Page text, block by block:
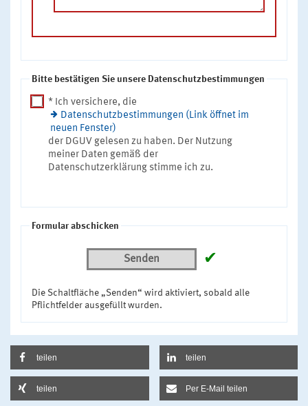
Bitte bestätigen Sie unsere Datenschutzbestimmungen
* Ich versichere, die
Datenschutzbestimmungen (Link öffnet im
neuen Fenster)
der DGUV gelesen zu haben. Der Nutzung
meiner Daten gemäß der
Datenschutzerklärung stimme ich zu.
Formular abschicken
Senden ✔
Die Schaltfläche „Senden“ wird aktiviert, sobald alle
Pflichtfelder ausgefüllt wurden.
teilen teilen
teilen Per E-Mail teilen